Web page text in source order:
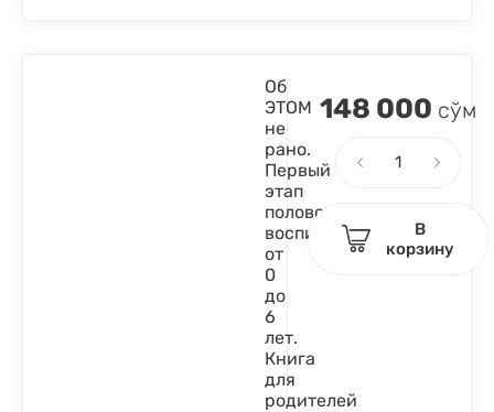
Об
ЭТОМ
не
рано.
Первый
этап
полового
воспитания:
от
0
до
6
лет.
Книга
для
родителей
148 000 сўм
В
корзину